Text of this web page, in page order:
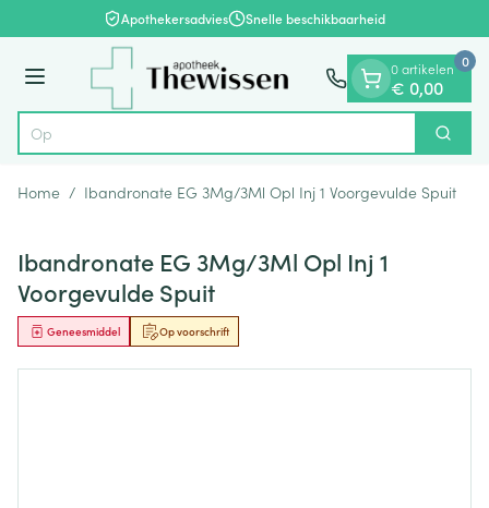
Ga naar de inhoudApothekersadvies Snelle beschikbaarheid
Menu
Product, merk, categorie...
Op zoek Zoek
0 artikelen
€ 0,00
0
Home / Ibandronate EG 3Mg/3Ml Opl Inj 1 Voorgevulde Spuit
Ibandronate EG 3Mg/3Ml Opl Inj 1
Voorgevulde Spuit
Op voorschrift
Geneesmiddel